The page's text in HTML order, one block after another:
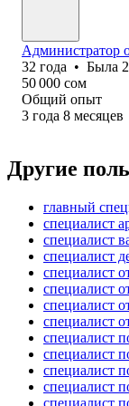
Администратор
32 года • Была
50 000 сом
Общий опыт
3 года 8 месяцев
Другие
главный
специалист
специалист
специалист
специалист
специалист
специалист
специалист
специалист
специалист
специалист
специалист
специалист